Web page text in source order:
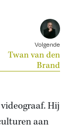
Volgende
Twan van den
Brand
Hij
aan